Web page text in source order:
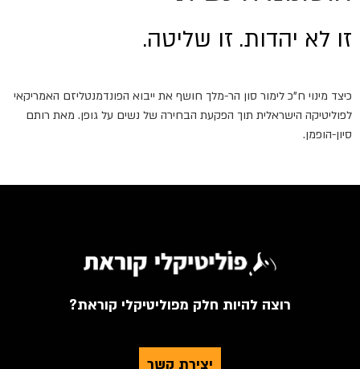
זו לא יהדות. זו שליטה.
כיצד מינוי ח"כ לימור סון הר-מלך חושף את ייבוא הפונדמנטליזם האמריקאי
לפוליטיקה הישראלית תוך הפקעת הבחירה של נשים על גופן. מאת רותם
סיון-הופמן.
רוצה להיות חלק מפוליטיקלי קוראת?
יצירת קשר